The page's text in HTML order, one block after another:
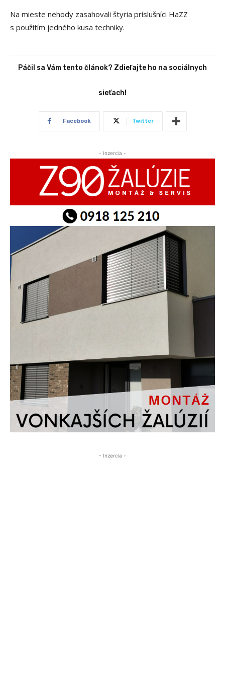
Na mieste nehody zasahovali štyria príslušníci HaZZ
s použitím jedného kusa techniky.
Páčil sa Vám tento článok? Zdieľajte ho na sociálnych
sieťach!
Facebook Twitter
- Inzercia -
- Inzercia -